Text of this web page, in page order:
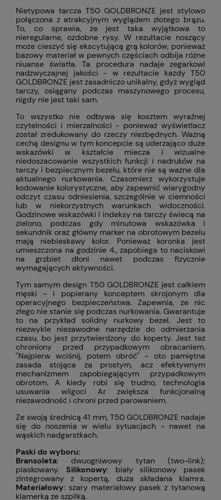
Nietypowa tarcza T50 GOLDBRONZE jest stylowo
połączona z atrakcyjnym wyglądem złotego brązu.
To, co sprawia, że jest taka wyjątkowa to
nieregularne, ozdobne rysy. W rezultacie noszący
może cieszyć się ekscytującą grą kolorów, ponieważ
bazowy materiał w pewnych częściach odbija różne
niuanse światła. Ta procedura nadaje zegarkowi
nadzwyczajnej jakości - w rezultacie każdy T50
GOLDBRONZE jest zasadniczo unikalny, gdyż wygląd
tarczy, osiągany podczas maszynowego procesu,
nigdy nie jest taki sam.
To wszystko nie odbywa się kosztem wyraźnej
czytelności i mierzalności - ponieważ wyświetlacz
został zredukowany do rzeczy niezbędnych. Ważną
cechą designu w tym koncepcie są uderzająco duże
wskazówki w kształcie miecza i wizualne
niedoszacowanie wszystkich funkcji i nadruków na
tarczy i bezpiecznym bezelu, które nie są ważne dla
aktualnego nurkowania. Czasomierz wykorzystuje
kodowanie kolorystyczne, aby zapewnić wiarygodny
odczyt czasu odniesienia, szczególnie w ciemności
lub w niekorzystnych warunkach widoczności.
Godzinowe wskazówki i indeksy na tarczy świecą na
zielono, podczas gdy minutowa wskazówka i
sekundnik oraz główny marker na obrotowym bezelu
mają niebieskawy kolor. Ponieważ koronka jest
umieszczona na godzinie 4., zapobiega to naciskowi
na grzbiet dłoni nawet podczas fizycznie
wymagających aktywności.
Tym samym design T50 GOLDBRONZE jest całkiem
męski - i popierany konceptem skrojonym dla
operacyjnego bezpieczeństwa. Zapewnia, że nic
złego nie stanie się podczas nurkowania. Gwarantuje
to na przykład solidny nurkowy bezel. Jest to
niezwykle niezawodne narzędzie do odmierzania
czasu, bo jest przytwierdzony do koperty. Jest też
chroniony przed przypadkowym obracaniem.
"Najpierw wciśnij, potem obróć" - oto pamiętna
zasada stojąca za prostym, acz efektywnym
mechanizmem zapobiegającym przypadkowym
obrotom. A kiedy robi się trudno, technologia
usuwania wilgoci Ar zwiększa funkcjonalną
niezawodność i chroni przed parowaniem.
Ze swoją średnicą 41 mm, T50 GOLDBRONZE nadaje
się do noszenia w wielu sytuacjach - nawet na
wąskich nadgarstkach.
Paski do wyboru:
Bransoleta: dwuogniwowy tytan (two-link);
piaskowany. Silikonowy: biały silikonowy pasek
zintegrowany z kopertą, duża składana klamra.
Materiałowy: szary materiałowy pasek z tytanową
klamerką ze szpilką.